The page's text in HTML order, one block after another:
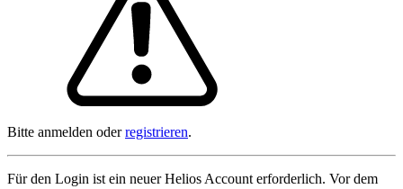
Bitte anmelden oderregistrieren.
Für den Login ist ein neuer Helios Account erforderlich. Vor dem